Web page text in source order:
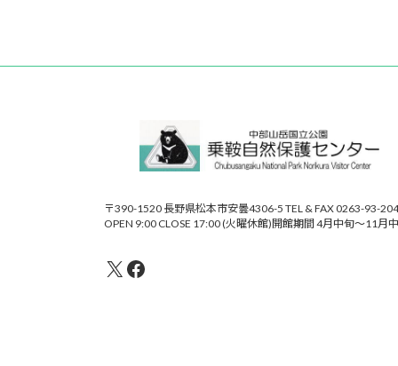
〒390-1520 長野県松本市安曇4306-5 TEL & FAX 0263-93-
OPEN 9:00 CLOSE 17:00 (火曜休館)開館期間 4月中旬～11月
X Facebook